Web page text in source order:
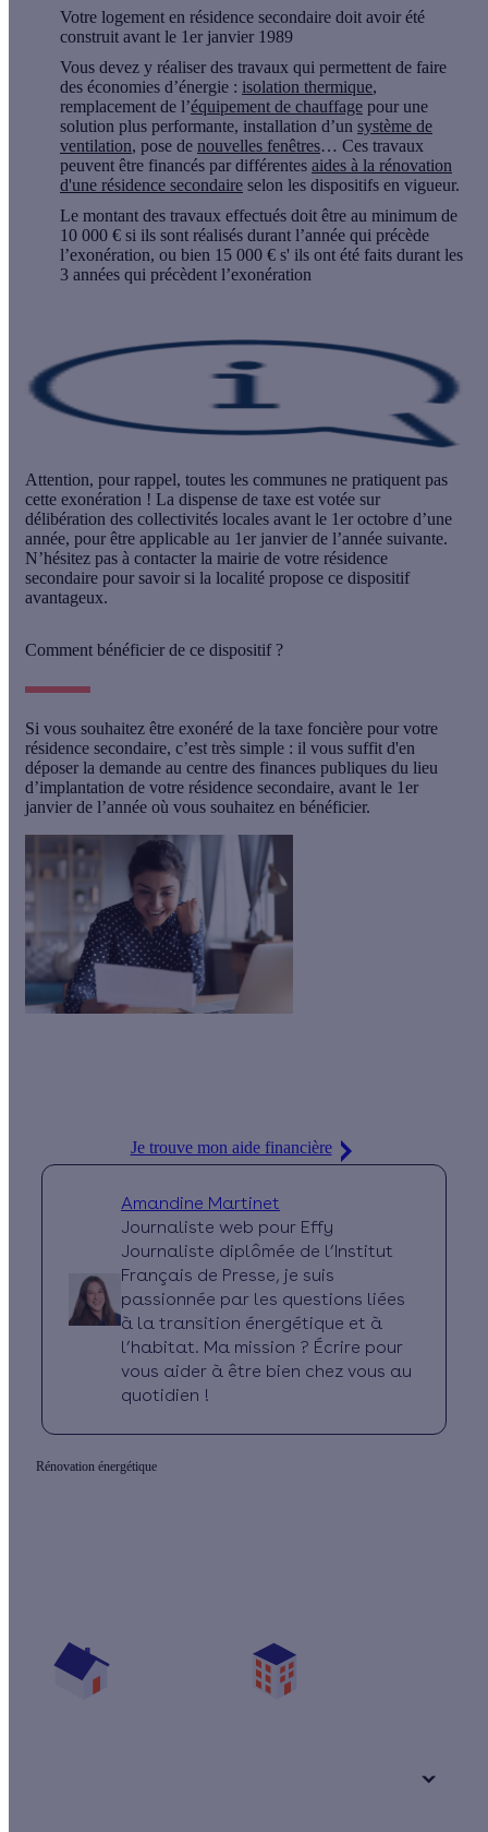
Votre logement en résidence secondaire doit avoir été
construit avant le 1er janvier 1989
Vous devez y réaliser des travaux qui permettent de faire
des économies d’énergie : isolation thermique,
remplacement de l’équipement de chauffage pour une
solution plus performante, installation d’un système de
ventilation, pose de nouvelles fenêtres… Ces travaux
peuvent être financés par différentes aides à la rénovation
d'une résidence secondaire selon les dispositifs en vigueur.
Le montant des travaux effectués doit être au minimum de
10 000 € si ils sont réalisés durant l’année qui précède
l’exonération, ou bien 15 000 € s' ils ont été faits durant les
3 années qui précèdent l’exonération
Attention, pour rappel, toutes les communes ne pratiquent pas
cette exonération ! La dispense de taxe est votée sur
délibération des collectivités locales avant le 1er octobre d’une
année, pour être applicable au 1er janvier de l’année suivante.
N’hésitez pas à contacter la mairie de votre résidence
secondaire pour savoir si la localité propose ce dispositif
avantageux.
Comment bénéficier de ce dispositif ?
Si vous souhaitez être exonéré de la taxe foncière pour votre
résidence secondaire, c’est très simple : il vous suffit d'en
déposer la demande au centre des finances publiques du lieu
d’implantation de votre résidence secondaire, avant le 1er
janvier de l’année où vous souhaitez en bénéficier.
Je trouve mon aide financière
Amandine Martinet
Journaliste web pour Effy
Journaliste diplômée de l’Institut
Français de Presse, je suis
passionnée par les questions liées
à la transition énergétique et à
l’habitat. Ma mission ? Écrire pour
vous aider à être bien chez vous au
quotidien !
Rénovation énergétique